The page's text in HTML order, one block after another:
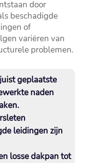
door
beschadigde
of
variëren van
problemen.​
geplaatste
naden
leidingen zijn
losse dakpan tot